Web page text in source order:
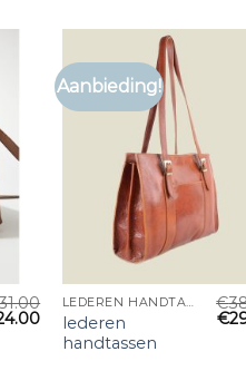
Aanbieding!
LEDEREN HANDTASSEN
lederen
handtassen
€
€